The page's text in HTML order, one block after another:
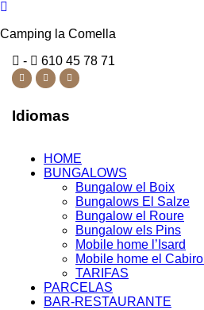
Camping la Comella
-
610 45 78 71
Idiomas
HOME
BUNGALOWS
Bungalow el Boix
Bungalows El Salze
Bungalow el Roure
Bungalow els Pins
Mobile home l’Isard
Mobile home el Cabirol
TARIFAS
PARCELAS
BAR-RESTAURANTE